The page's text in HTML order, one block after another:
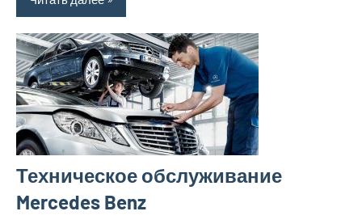
Техническое обслуживание
Mercedes Benz